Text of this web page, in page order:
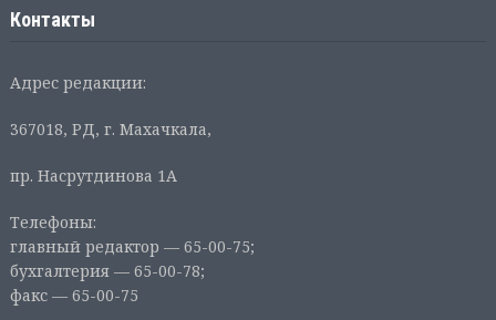
Контакты
Адрес редакции:
367018, РД, г. Махачкала,
пр. Насрутдинова 1А
Телефоны:
главный редактор — 65-00-75;
бухгалтерия — 65-00-78;
факс — 65-00-75